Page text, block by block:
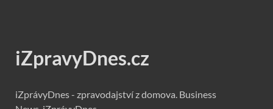
iZpravyDnes.cz
iZprávyDnes - zpravodajství z domova. Business